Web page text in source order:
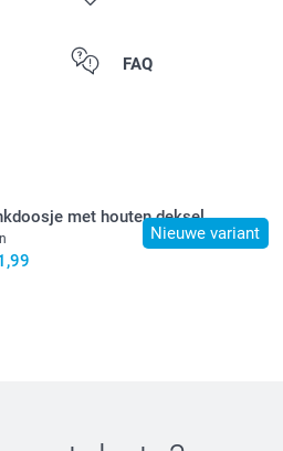
Alle prijzen zijn in EURO (€)
FAQ
Nieuwe variant
met houten deksel